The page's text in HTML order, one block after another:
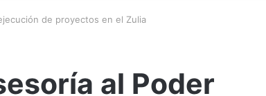
de proyectos en el Zulia
al Poder